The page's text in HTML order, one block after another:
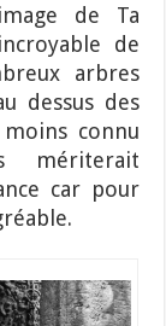
de Ta
de
arbres
dessus des
connu
mériterait
car pour